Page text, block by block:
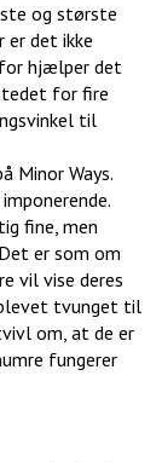
og største
er det ikke
hjælper det
for fire
til
Minor Ways.
fine, men
er som om
vil vise deres
tvunget til
om, at de er
fungerer